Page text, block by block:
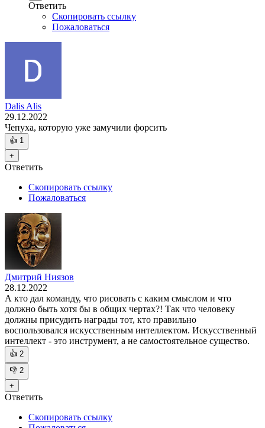
Ответить
Скопировать ссылку
Пожаловаться
Dalis Alis
29.12.2022
Чепуха, которую уже замучили форсить
👍 1
+
Ответить
Скопировать ссылку
Пожаловаться
Дмитрий Ниязов
28.12.2022
А кто дал команду, что рисовать с каким смыслом и что
должно быть хотя бы в общих чертах?! Так что человеку
должны присудить награды тот, кто правильно
воспользовался искусственным интеллектом. Искусственный
интеллект - это инструмент, а не самостоятельное существо.
👍 2
👎 2
+
Ответить
Скопировать ссылку